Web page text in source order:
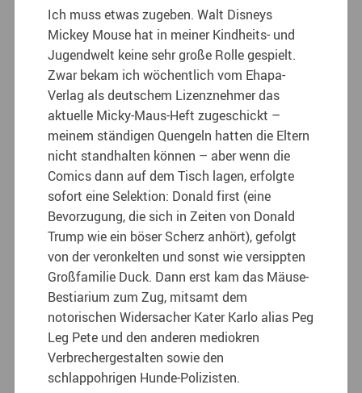
Ich muss etwas zugeben. Walt Disneys
Mickey Mouse hat in meiner Kindheits- und
Jugendwelt keine sehr große Rolle gespielt.
Zwar bekam ich wöchentlich vom Ehapa-
Verlag als deutschem Lizenznehmer das
aktuelle Micky-Maus-Heft zugeschickt –
meinem ständigen Quengeln hatten die Eltern
nicht standhalten können – aber wenn die
Comics dann auf dem Tisch lagen, erfolgte
sofort eine Selektion: Donald first (eine
Bevorzugung, die sich in Zeiten von Donald
Trump wie ein böser Scherz anhört), gefolgt
von der veronkelten und sonst wie versippten
Großfamilie Duck. Dann erst kam das Mäuse-
Bestiarium zum Zug, mitsamt dem
notorischen Widersacher Kater Karlo alias Peg
Leg Pete und den anderen mediokren
Verbrechergestalten sowie den
schlappohrigen Hunde-Polizisten.